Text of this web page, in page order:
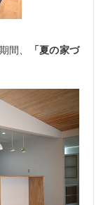
間、
「夏の家づ